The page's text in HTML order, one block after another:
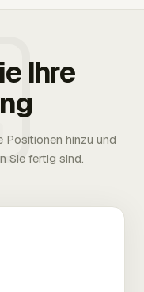
Ihre
Positionen hinzu und
Sie fertig sind.